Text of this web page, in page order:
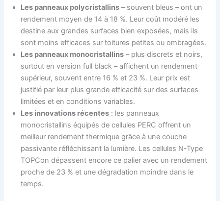
Les panneaux polycristallins – souvent bleus – ont un
rendement moyen de 14 à 18 %. Leur coût modéré les
destine aux grandes surfaces bien exposées, mais ils
sont moins efficaces sur toitures petites ou ombragées.
Les panneaux monocristallins – plus discrets et noirs,
surtout en version full black – affichent un rendement
supérieur, souvent entre 16 % et 23 %. Leur prix est
justifié par leur plus grande efficacité sur des surfaces
limitées et en conditions variables.
Les innovations récentes : les panneaux
monocristallins équipés de cellules PERC offrent un
meilleur rendement thermique grâce à une couche
passivante réfléchissant la lumière. Les cellules N-Type
TOPCon dépassent encore ce palier avec un rendement
proche de 23 % et une dégradation moindre dans le
temps.